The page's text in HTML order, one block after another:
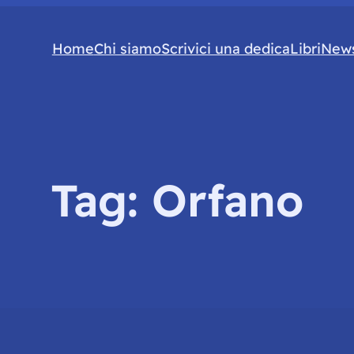
HomeChi siamoScrivici una dedicaLibri
Tag: Orfano